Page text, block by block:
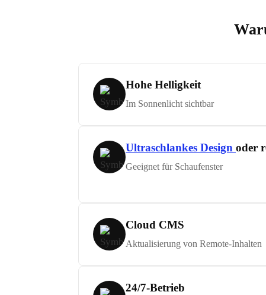
Hohe Helligkeit
Im Sonnenlicht sichtbar
Ultraschlankes Design oder
Geeignet für Schaufenster
Cloud CMS
Aktualisierung von Remote-Inhalten
24/7-Betrieb